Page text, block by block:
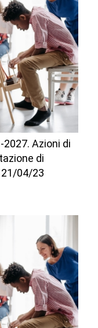
Azioni di
di
04/23